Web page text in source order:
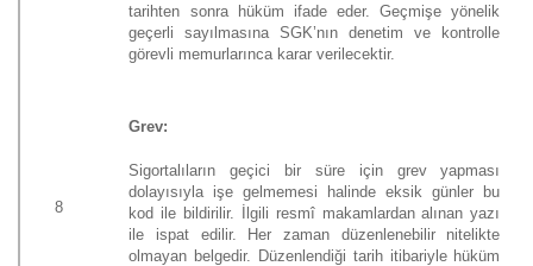
tarihten sonra hüküm ifade eder. Geçmişe yönelik
geçerli sayılmasına SGK’nın denetim ve kontrolle
görevli memurlarınca karar verilecektir.
8
Grev:
Sigortalıların geçici bir süre için grev yapması
dolayısıyla işe gelmemesi halinde eksik günler bu
kod ile bildirilir. İlgili resmî makamlardan alınan yazı
ile ispat edilir. Her zaman düzenlenebilir nitelikte
olmayan belgedir. Düzenlendiği tarih itibariyle hüküm